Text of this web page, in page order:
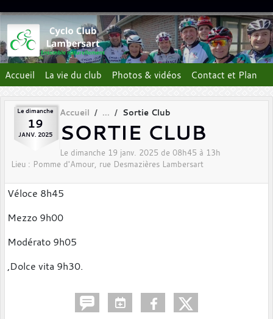
Accueil La vie du club Photos & vidéos Contact et Plan
Le dimanche
19
JANV. 2025
Accueil Sortie Club
SORTIE CLUB
Le dimanche 19 janv. 2025 de 08h45 à 13h
Lieu : Pomme d'Amour, rue Desmazières Lambersart
Véloce 8h45
Mezzo 9h00
Modérato 9h05
,Dolce vita 9h30.